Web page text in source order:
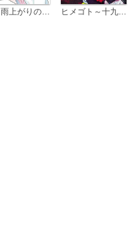
ヒメゴト～十九歳の制服～